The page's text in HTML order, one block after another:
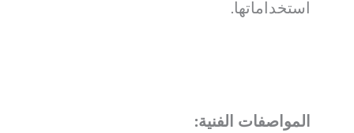
استخداماتها.
المواصفات الفنية: